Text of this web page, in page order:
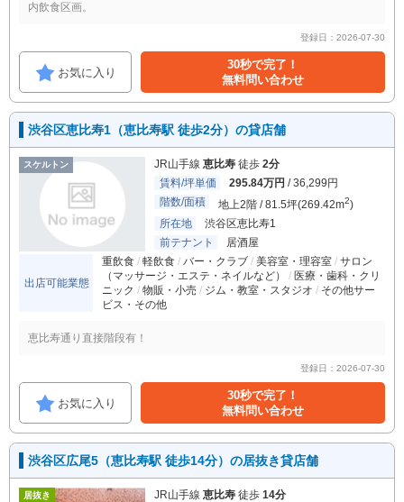
内飲食区画。
登録日：2026-07-30
お気に入り
30秒で完了！
無料問い合わせ
渋谷区恵比寿1（恵比寿駅 徒歩2分）の貸店舗
スケルトン JR山手線 恵比寿 徒歩 2分
賃料/坪単価
295.84万円 / 36,299円
階数/面積
地上2階 / 81.5坪(269.42m2)
所在地
渋谷区恵比寿1
前テナント
居酒屋
出店可能業態
重飲食 軽飲食 バー・クラブ 美容室・理容室
サロン
（マッサージ・エステ・ネイルなど）
医療・歯科・クリ
ニック
物販・小売 ジム・教室・スタジオ
その他サー
ビス・その他
恵比寿通り直接階段有！
登録日：2026-07-30
お気に入り
30秒で完了！
無料問い合わせ
渋谷区広尾5（恵比寿駅 徒歩14分）の居抜き貸店舗
居抜き JR山手線 恵比寿 徒歩 14分